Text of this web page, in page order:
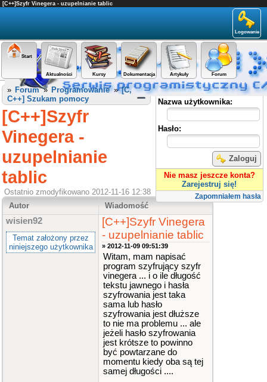
[C++]Szyfr Vinegera - uzupelnianie tablic
Logowanie
Start
Aktualności Kursy Dokumentacja Artykuły Forum
Panel użytkownika
Nazwa użytkownika:
Hasło:
Zaloguj
Nie masz jeszcze konta?
Zarejestruj się!
Zapomniałem hasła
» Forum» Programowanie»[C,
C++] Szukam pomocy
[C++]Szyfr
Vinegera -
uzupelnianie
tablic
Ostatnio zmodyfikowano 2012-11-16 12:38
Autor
Wiadomość
wisien92
Temat założony przez
niniejszego użytkownika
[C++]Szyfr Vinegera
- uzupelnianie tablic
» 2012-11-09 09:51:39
Witam, mam napisać
program szyfrujący szyfr
vinegera ... i o ile długość
tekstu jawnego i hasła
szyfrowania jest taka
sama lub hasło
szyfrowania jest dłuższe
to nie ma problemu ... ale
jeżeli hasło szyfrowania
jest krótsze to powinno
być powtarzane do
momentu kiedy oba są tej
samej długości ....